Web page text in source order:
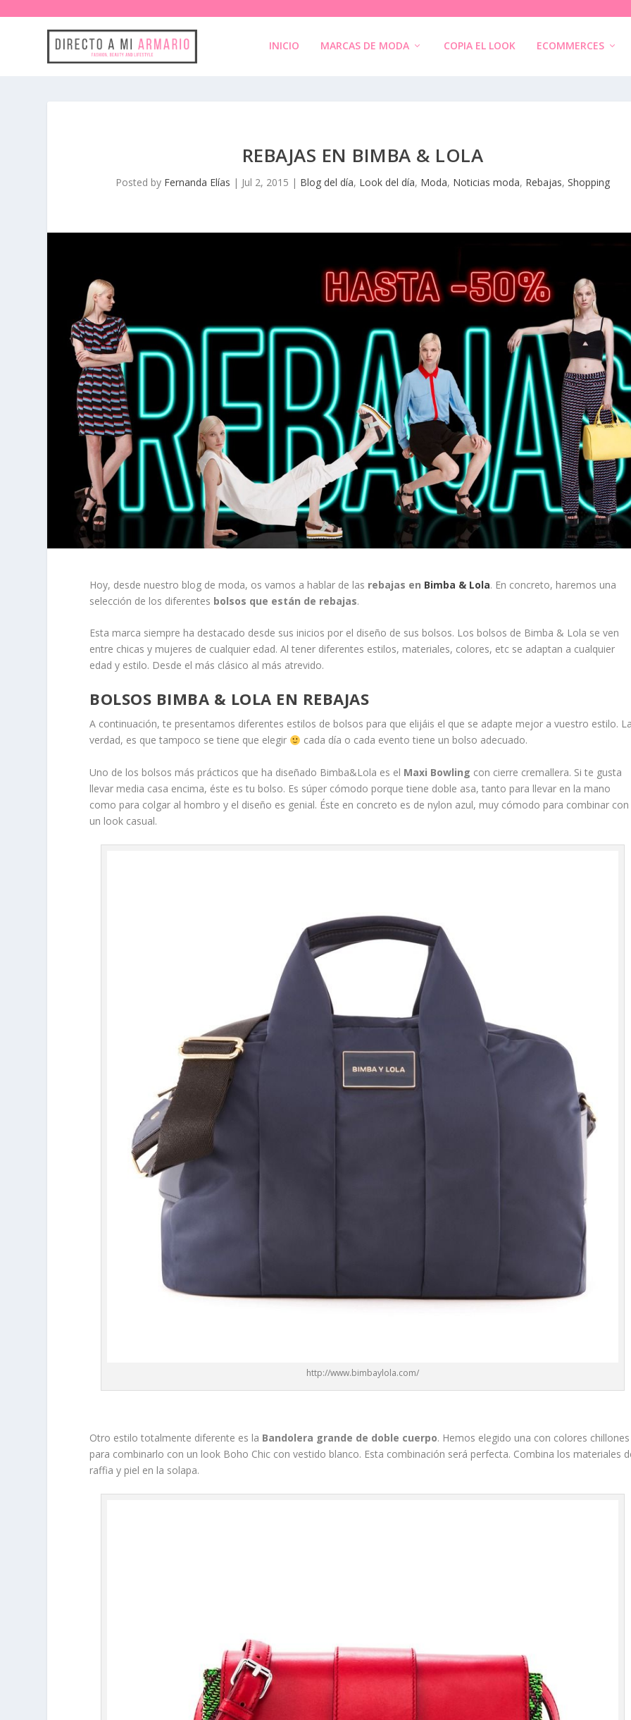
INICIO MARCAS DE MODA COPIA EL LOOK ECOMMERCES
REBAJAS EN BIMBA & LOLA
Posted by Fernanda Elías | Jul 2, 2015 | Blog del día, Look del día, Moda, Noticias moda, Rebajas, Shopping
Hoy, desde nuestro blog de moda, os vamos a hablar de las rebajas en Bimba & Lola. En concreto, haremos una
selección de los diferentes bolsos que están de rebajas.
Esta marca siempre ha destacado desde sus inicios por el diseño de sus bolsos. Los bolsos de Bimba & Lola se ven
entre chicas y mujeres de cualquier edad. Al tener diferentes estilos, materiales, colores, etc se adaptan a cualquier
edad y estilo. Desde el más clásico al más atrevido.
BOLSOS BIMBA & LOLA EN REBAJAS
A continuación, te presentamos diferentes estilos de bolsos para que elijáis el que se adapte mejor a vuestro estilo.
verdad, es que tampoco se tiene que elegir
cada día o cada evento tiene un bolso adecuado.
Uno de los bolsos más prácticos que ha diseñado Bimba&Lola es el Maxi Bowling con cierre cremallera. Si te gusta
llevar media casa encima, éste es tu bolso. Es súper cómodo porque tiene doble asa, tanto para llevar en la mano
como para colgar al hombro y el diseño es genial. Éste en concreto es de nylon azul, muy cómodo para combinar con
un look casual.
http://www.bimbaylola.com/
Otro estilo totalmente diferente es la Bandolera grande de doble cuerpo. Hemos elegido una con colores chillones
para combinarlo con un look Boho Chic con vestido blanco. Esta combinación será perfecta. Combina los materiales
raffia y piel en la solapa.